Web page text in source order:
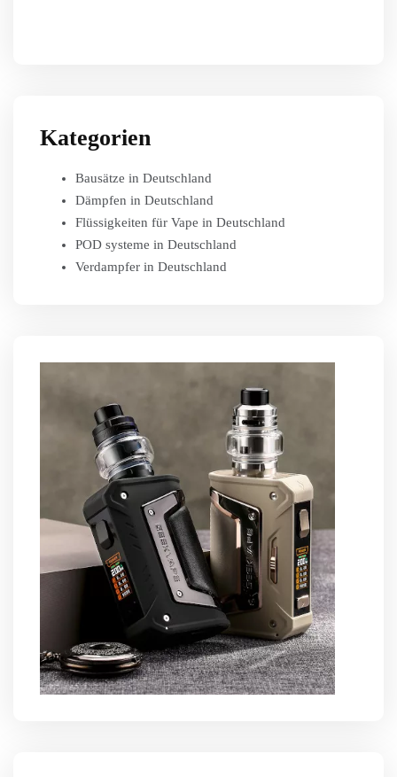
Kategorien
Bausätze in Deutschland
Dämpfen in Deutschland
Flüssigkeiten für Vape in Deutschland
POD systeme in Deutschland
Verdampfer in Deutschland